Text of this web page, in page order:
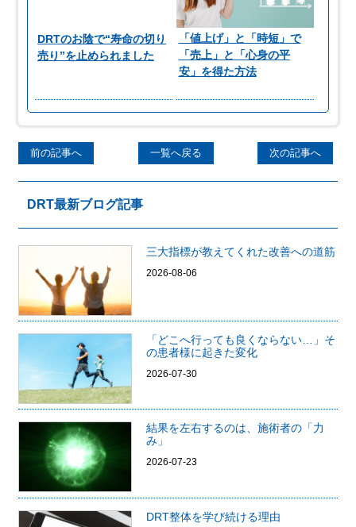
DRTのお陰で“寿命の切り
売り”を止められました
「値上げ」と「時短」で
「売上」と「心身の平
安」を得た方法
前の記事へ 一覧へ戻る 次の記事へ
DRT最新ブログ記事
三大指標が教えてくれた改善への道筋
2026-08-06
「どこへ行っても良くならない…」そ
の患者様に起きた変化
2026-07-30
結果を左右するのは、施術者の「力
み」
2026-07-23
DRT整体を学び続ける理由